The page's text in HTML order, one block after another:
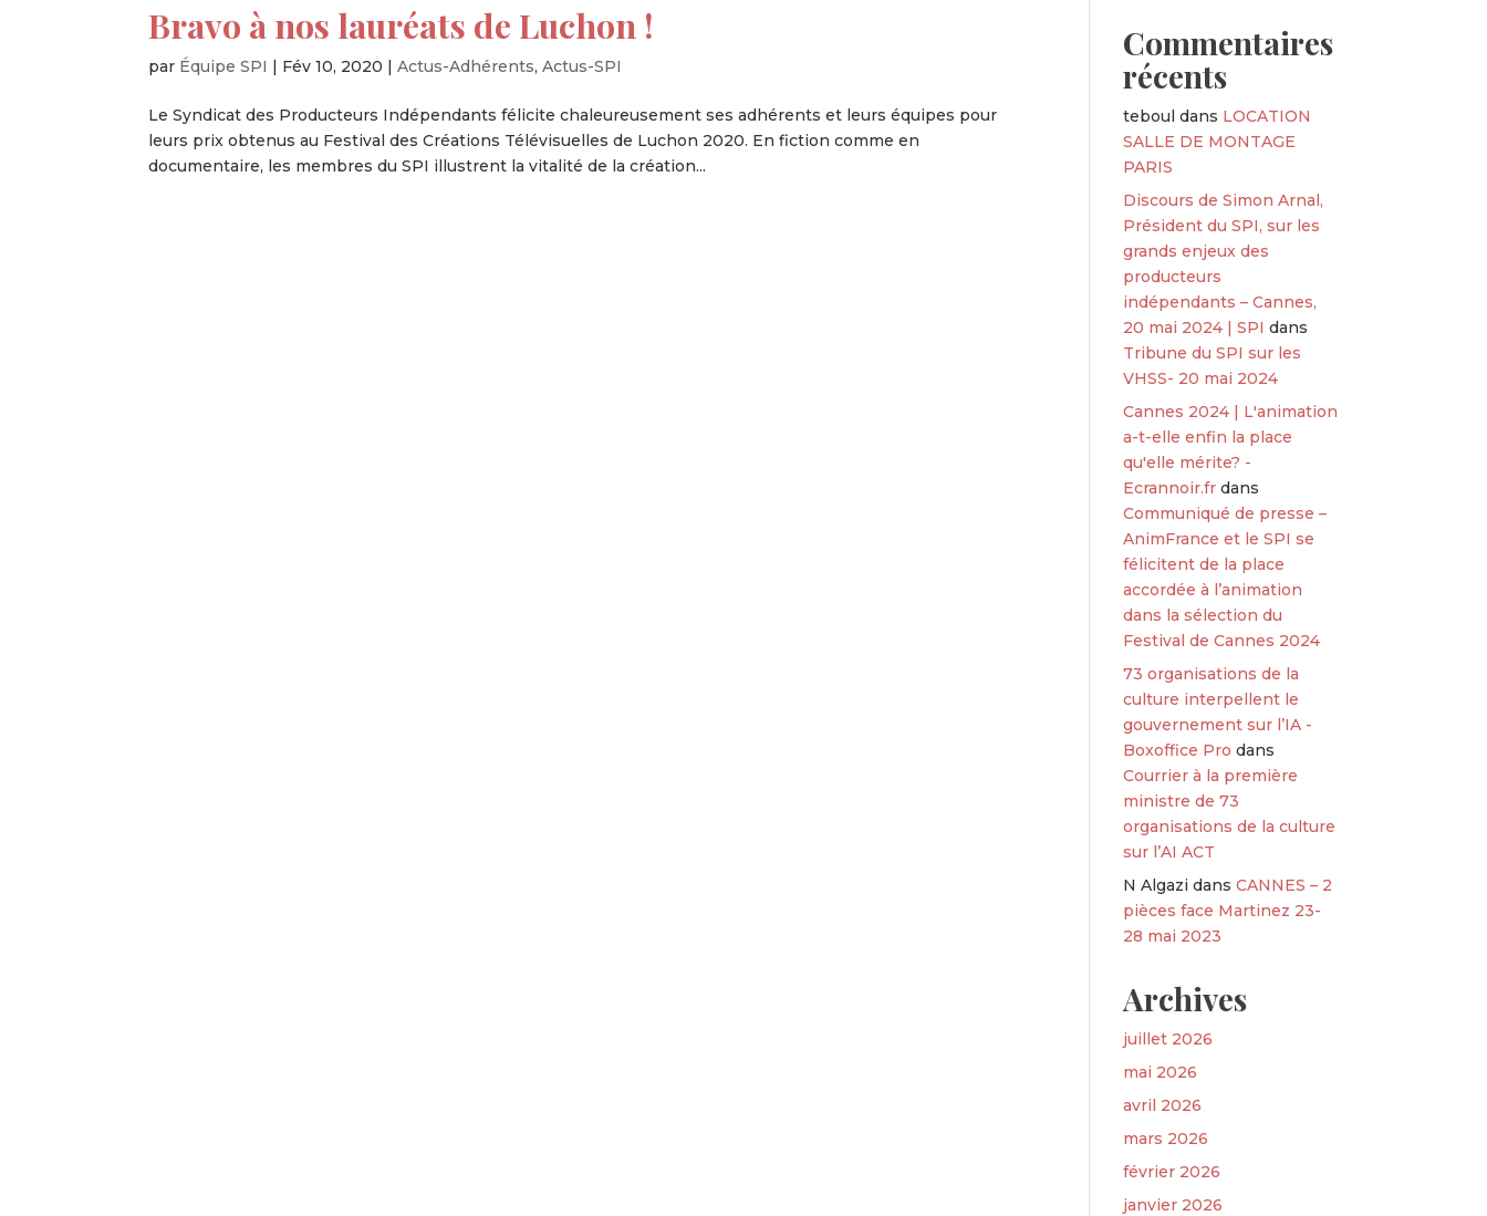
Bravo à nos lauréats de Luchon !
par Équipe SPI | Fév 10, 2020 |Actus-Adhérents,Actus-SPI
Le Syndicat des Producteurs Indépendants félicite chaleureusement ses adhérents et leurs équipes pour
leurs prix obtenus au Festival des Créations Télévisuelles de Luchon 2020. En fiction comme en
documentaire, les membres du SPI illustrent la vitalité de la création...
Commentaires
récents
teboul dans LOCATION
SALLE DE MONTAGE
PARIS
Discours de Simon Arnal,
Président du SPI, sur les
grands enjeux des
producteurs
indépendants – Cannes,
20 mai 2024 | SPI dans
Tribune du SPI sur les
VHSS- 20 mai 2024
Cannes 2024 | L'animation
a-t-elle enfin la place
qu'elle mérite? -
Ecrannoir.fr dans
Communiqué de presse –
AnimFrance et le SPI se
félicitent de la place
accordée à l’animation
dans la sélection du
Festival de Cannes 2024
73 organisations de la
culture interpellent le
gouvernement sur l’IA -
Boxoffice Pro dans
Courrier à la première
ministre de 73
organisations de la culture
sur l’AI ACT
N Algazi dansCANNES – 2
pièces face Martinez 23-
28 mai 2023
Archives
juillet 2026
mai 2026
avril 2026
mars 2026
février 2026
janvier 2026